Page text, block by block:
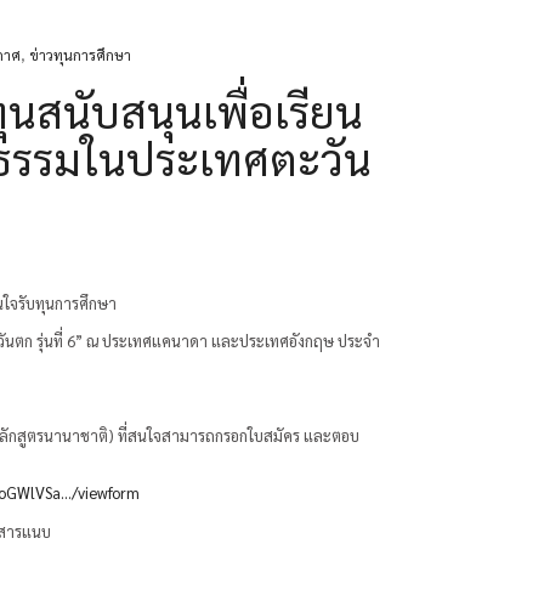
ศ, ข่าวทุนการศึกษา
สนับสนุนเพื่อเรียน
รมในประเทศตะวัน
จรับทุนการศึกษา
ก รุ่นที่ 6” ณ ประเทศแคนาดา และประเทศอังกฤษ ประจำ
สูตรนานาชาติ) ที่สนใจสามารถกรอกใบสมัคร และตอบ
viewform
ารแนบ